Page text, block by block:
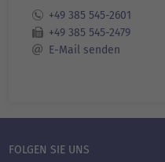
+49 385 545-2601
+49 385 545-2479
E-Mail senden
FOLGEN SIE UNS